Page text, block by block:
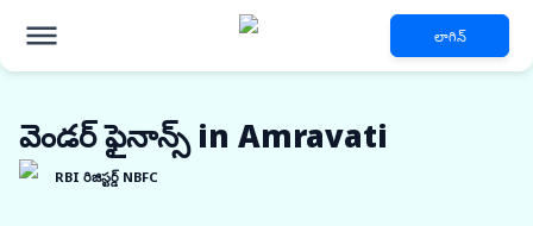
లాగిన్
వెండర్ ఫైనాన్స్ in Amravati
RBI రిజిస్టర్డ్ NBFC